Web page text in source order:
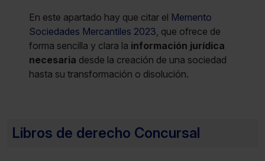
En este apartado hay que citar el Memento
Sociedades Mercantiles 2023, que ofrece de
forma sencilla y clara la información jurídica
necesaria desde la creación de una sociedad
hasta su transformación o disolución.
Libros de derecho Concursal